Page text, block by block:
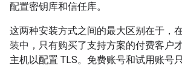
配置密钥库和信任库。
这两种安装方式之间的最大区别在于，
装中，只有购买了支持方案的付费客户
主机以配置 TLS。免费账号和试用账号